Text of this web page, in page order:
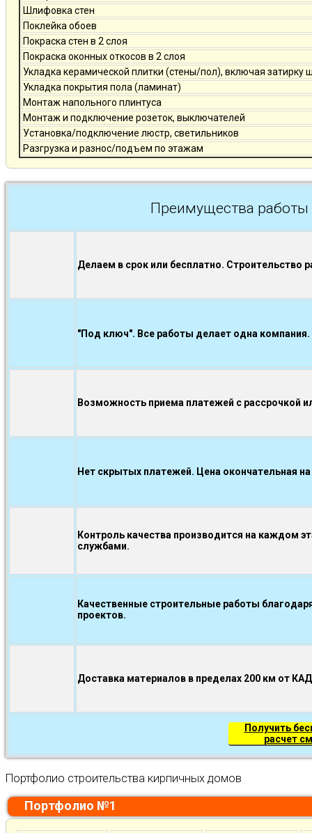
Шлифовка стен
Поклейка обоев
Покраска стен в 2 слоя
Покраска оконных откосов в 2 слоя
Укладка керамической плитки (стены/пол), включая затирку
Укладка покрытия пола (ламинат)
Монтаж напольного плинтуса
Монтаж и подключение розеток, выключателей
Установка/подключение люстр, светильников
Разгрузка и разнос/подъем по этажам
Преимущества
Делаем в срок или бесплатно. Строительство
"Под ключ". Все работы делает одна компания.
Возможность приема платежей с рассрочкой
Нет скрытых платежей. Цена окончательная
Контроль качества производится на каждом
службами.
Качественные строительные работы
проектов.
Доставка материалов в пределах 200 км от
Получить
расчет
Портфолио строительства кирпичных домов
Портфолио №1